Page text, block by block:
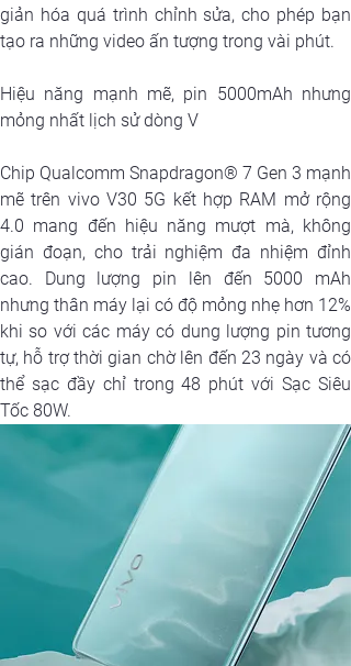
giản hóa quá trình chỉnh sửa, cho phép bạn
tạo ra những video ấn tượng trong vài phút.
Hiệu năng mạnh mẽ, pin 5000mAh nhưng
mỏng nhất lịch sử dòng V
Chip Qualcomm Snapdragon® 7 Gen 3 mạnh
mẽ trên vivo V30 5G kết hợp RAM mở rộng
4.0 mang đến hiệu năng mượt mà, không
gián đoạn, cho trải nghiệm đa nhiệm đỉnh
cao. Dung lượng pin lên đến 5000 mAh
nhưng thân máy lại có độ mỏng nhẹ hơn 12%
khi so với các máy có dung lượng pin tương
tự, hỗ trợ thời gian chờ lên đến 23 ngày và có
thể sạc đầy chỉ trong 48 phút với Sạc Siêu
Tốc 80W.